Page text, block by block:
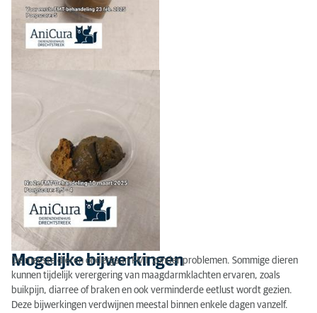
Mogelijke bijwerkingen
De meeste dieren ondergaan FMT zonder problemen. Sommige dieren
kunnen tijdelijk verergering van maagdarmklachten ervaren, zoals
buikpijn, diarree of braken en ook verminderde eetlust wordt gezien.
Deze bijwerkingen verdwijnen meestal binnen enkele dagen vanzelf.